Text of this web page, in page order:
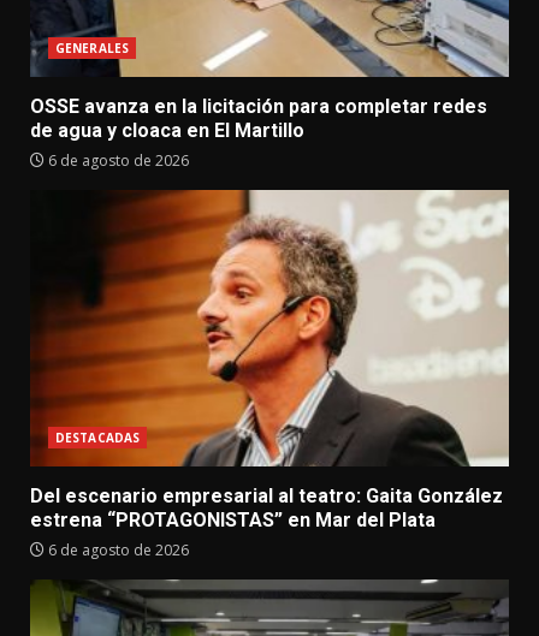
GENERALES
OSSE avanza en la licitación para completar redes
de agua y cloaca en El Martillo
6 de agosto de 2026
DESTACADAS
Del escenario empresarial al teatro: Gaita González
estrena “PROTAGONISTAS” en Mar del Plata
6 de agosto de 2026